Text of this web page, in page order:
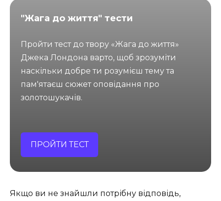
"Жага до життя" тести
Пройти тест до твору «Жага до життя»
Джека Лондона варто, щоб зрозуміти
наскільки добре ти розумієш тему та
пам'ятаєш сюжет оповідання про
золотошукачів.
ПРОЙТИ ТЕСТ
Якщо ви не знайшли потрібну відповідь,